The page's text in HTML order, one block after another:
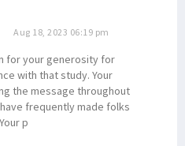
Aug 18, 2023 06:19 pm
for your generosity for
with that study. Your
the message throughout
frequently made folks
p